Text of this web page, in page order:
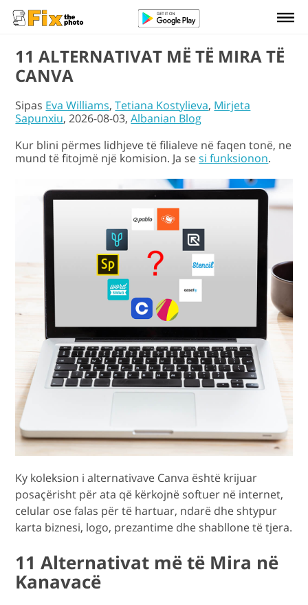
11 ALTERNATIVAT MË TË MIRA TË
CANVA
Sipas Eva Williams,Tetiana Kostylieva, Mirjeta
Sapunxiu, 2026-08-03,Albanian Blog
Kur blini përmes lidhjeve të filialeve në faqen tonë, ne
mund të fitojmë një komision. Ja sesi funksionon.
Ky koleksion i alternativave Canva është krijuar
posaçërisht për ata që kërkojnë softuer në internet,
celular ose falas për të hartuar, ndarë dhe shtypur
karta biznesi, logo, prezantime dhe shabllone të tjera.
11 Alternativat më të Mira në
Kanavacë